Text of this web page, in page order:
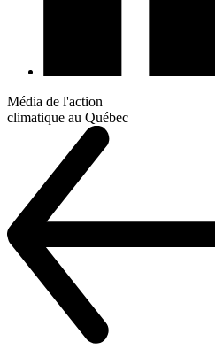
Média de l'action
climatique au Québec